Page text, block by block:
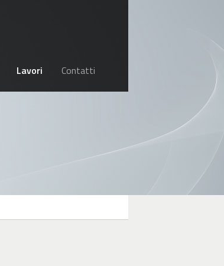
Lavori Contatti